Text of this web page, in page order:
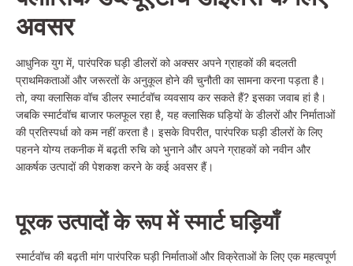
अवसर
आधुनिक युग में, पारंपरिक घड़ी डीलरों को अक्सर अपने ग्राहकों की बदलती
प्राथमिकताओं और जरूरतों के अनुकूल होने की चुनौती का सामना करना पड़ता है।
तो, क्या क्लासिक वॉच डीलर स्मार्टवॉच व्यवसाय कर सकते हैं? इसका जवाब हां है।
जबकि स्मार्टवॉच बाजार फलफूल रहा है, यह क्लासिक घड़ियों के डीलरों और निर्माताओं
की प्रतिस्पर्धा को कम नहीं करता है। इसके विपरीत, पारंपरिक घड़ी डीलरों के लिए
पहनने योग्य तकनीक में बढ़ती रुचि को भुनाने और अपने ग्राहकों को नवीन और
आकर्षक उत्पादों की पेशकश करने के कई अवसर हैं।
पूरक उत्पादों के रूप में स्मार्ट घड़ियाँ
स्मार्टवॉच की बढ़ती मांग पारंपरिक घड़ी निर्माताओं और विक्रेताओं के लिए एक महत्वपूर्ण